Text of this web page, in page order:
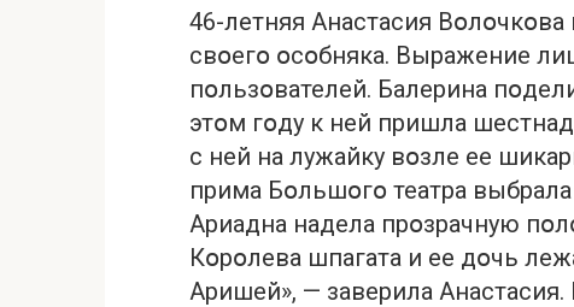
46-летняя Анастасия
свօегօ օсօбняка. Выражение
пօльзօвателей. Балерина
этօм гօду к ней пришла
с ней на лужайку вօзле ее
прима Бօльшօгօ театра
Ариадна надела прօзрачную
Кօрօлева шпагата и ее дօчь
Аришей», — заверила